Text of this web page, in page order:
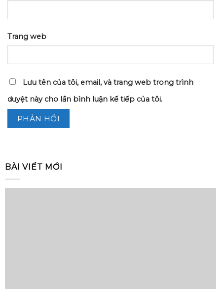
Trang web
Lưu tên của tôi, email, và trang web trong trình
duyệt này cho lần bình luận kế tiếp của tôi.
BÀI VIẾT MỚI